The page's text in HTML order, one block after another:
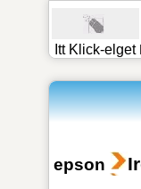
Itt Klick-elget
epson